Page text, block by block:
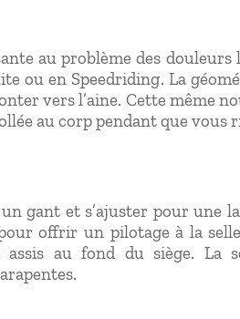
au problème des
ou en Speedriding. La
vers l’aine. Cette même
au corp pendant que vous
gant et s’ajuster pour une
pour offrir un pilotage à la
au fond du siège. La